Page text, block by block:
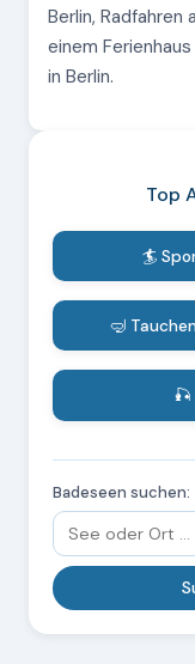
Berlin, Radfahren
einem
in Berlin.
Top
🏄
🤿
🎣
Badeseen suchen: